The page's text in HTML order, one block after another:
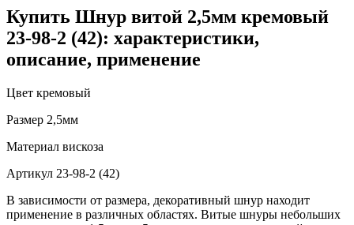
Купить Шнур витой 2,5мм кремовый
23-98-2 (42): характеристики,
описание, применение
Цвет кремовый
Размер 2,5мм
Материал вискоза
Артикул 23-98-2 (42)
В зависимости от размера, декоративный шнур находит
применение в различных областях. Витые шнуры небольших